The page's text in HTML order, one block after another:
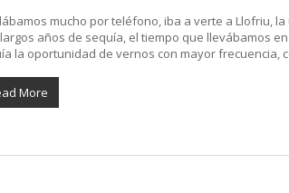
mucho por teléfono, iba a verte a Llofriu,
años de sequía, el tiempo que llevábamos
la oportunidad de vernos con mayor
More